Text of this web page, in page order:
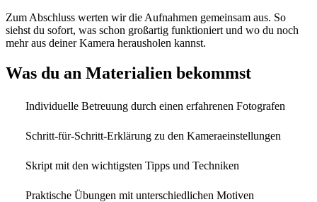
Zum Abschluss werten wir die Aufnahmen gemeinsam aus. So
siehst du sofort, was schon großartig funktioniert und wo du noch
mehr aus deiner Kamera herausholen kannst.
Was du an Materialien bekommst
Individuelle Betreuung durch einen erfahrenen Fotografen
Schritt-für-Schritt-Erklärung zu den Kameraeinstellungen
Skript mit den wichtigsten Tipps und Techniken
Praktische Übungen mit unterschiedlichen Motiven